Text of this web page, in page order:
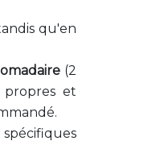
qu'en
(2
propres et